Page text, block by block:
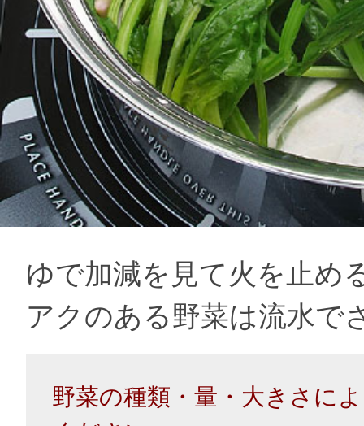
ゆで加減を見て火を止め
アクのある野菜は流水で
野菜の種類・量・大きさに